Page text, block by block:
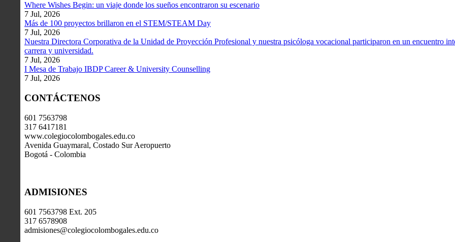
Where Wishes Begin: un viaje donde los sueños encontraron su escenario
7 Jul, 2026
Más de 100 proyectos brillaron en el STEM/STEAM Day
7 Jul, 2026
Nuestra Directora Corporativa de la Unidad de Proyección Profesional y nuestra psicóloga vocacional participaron en un encuentro
carrera y universidad.
7 Jul, 2026
I Mesa de Trabajo IBDP Career & University Counselling
7 Jul, 2026
CONTÁCTENOS
601 7563798
317 6417181
www.colegiocolombogales.edu.co
Avenida Guaymaral, Costado Sur Aeropuerto
Bogotá - Colombia
ADMISIONES
601 7563798 Ext. 205
317 6578908
admisiones@colegiocolombogales.edu.co